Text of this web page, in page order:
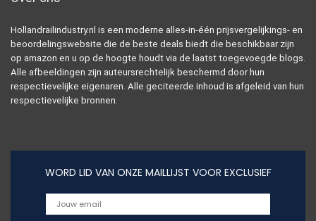
Hollandrailindustry.nl is een moderne alles-in-één prijsvergelijkings- en
beoordelingswebsite die de beste deals biedt die beschikbaar zijn
op amazon en u op de hoogte houdt via de laatst toegevoegde blogs.
Alle afbeeldingen zijn auteursrechtelijk beschermd door hun
respectievelijke eigenaren. Alle geciteerde inhoud is afgeleid van hun
respectievelijke bronnen.
WORD LID VAN ONZE MAILLIJST VOOR EXCLUSIEF